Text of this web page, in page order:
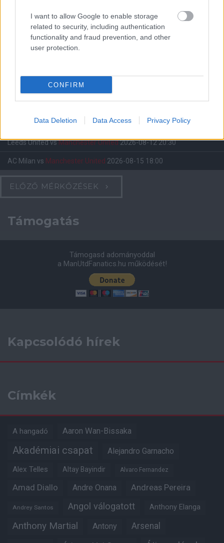
I want to allow Google to enable storage
related to security, including authentication
functionality and fraud prevention, and other
user protection.
CONFIRM
Data Deletion Data Access Privacy Policy
Paris Saint-Germain
Felkészülési szezon 4. mérkőzés
Nya Ullevi, Göteborg
2026-08-08 17:00
Leeds UnitedvsManchester United2026-08-12 20:30
AC Milan vs Manchester United 2026-08-15 18:00
ELŐZŐ MÉRKŐZÉSEK
Támogatás
Támogasd adományoddal
a ManUtdFanatics.hu működését!
Kapcsolódó hírek
Címkék
A hangadó Aaron Wan-Bissaka
Akadémiai csapat Alejandro Garnacho
Alex Telles Altay Bayindir Alvaro Fernandez
Amad Diallo Andre Onana Andreas Pereira
Andrey Santos Angol válogatott Anthony Elanga
Anthony Martial Antony Arsenal